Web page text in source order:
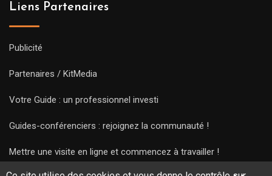
Liens Partenaires
Publicité
Partenaires / KitMedia
Votre Guide : un professionnel investi
Guides-conférenciers : rejoignez la communauté !
Mettre une visite en ligne et commencez à travailler !